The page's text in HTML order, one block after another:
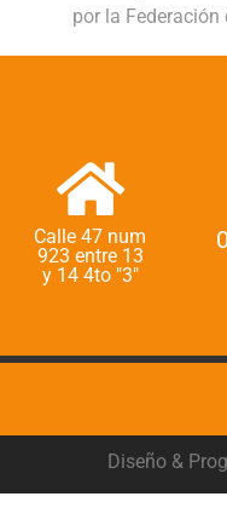
por la
Calle 47 num
923 entre 13
y 14 4to "3"
Diseño &